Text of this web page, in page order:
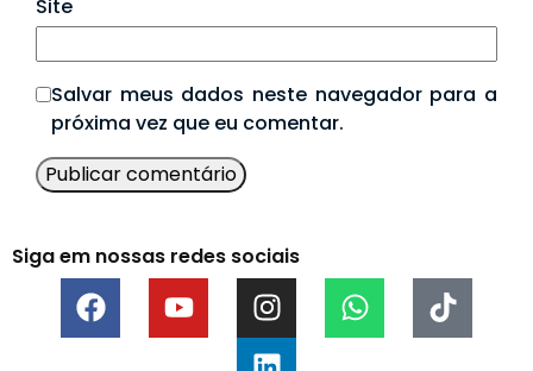
Site
Salvar meus dados neste navegador para a
próxima vez que eu comentar.
Siga em nossas redes sociais